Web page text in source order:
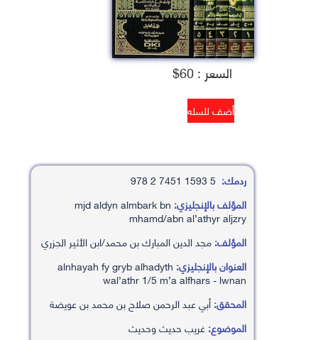
السعر : 60$
ردمك:
المؤلف بالإنجليزي: mjd aldyn almbark bn
mhamd/abn al’athyr aljzry
المؤلف:مجد الدين المبارك بن محمد/ابن الأثير الجزري
العنوان بالإنجليزي: alnhayah fy gryb alhadyth
wal’athr 1/5 m’a alfhars - lwnan
المحقق:أبي عبد الرحمن صلاح بن محمد بن عويضة
الموضوع:غريب حديث وحديث